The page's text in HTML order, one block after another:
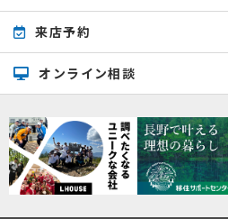
来店予約
オンライン相談